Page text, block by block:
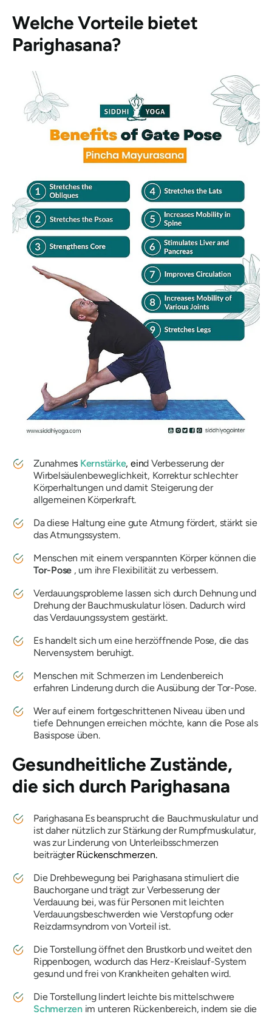
Welche Vorteile bietet
Parighasana?
Zunahmes Kernstärke, eind Verbesserung der
Wirbelsäulenbeweglichkeit, Korrektur schlechter
Körperhaltungen und damit Steigerung der
allgemeinen Körperkraft.
Da diese Haltung eine gute Atmung fördert, stärkt sie
das Atmungssystem.
Menschen mit einem verspannten Körper können die
Tor-Pose , um ihre Flexibilität zu verbessern.
Verdauungsprobleme lassen sich durch Dehnung und
Drehung der Bauchmuskulatur lösen. Dadurch wird
das Verdauungssystem gestärkt.
Es handelt sich um eine herzöffnende Pose, die das
Nervensystem beruhigt.
Menschen mit Schmerzen im Lendenbereich
erfahren Linderung durch die Ausübung der Tor-Pose.
Wer auf einem fortgeschrittenen Niveau üben und
tiefe Dehnungen erreichen möchte, kann die Pose als
Basispose üben.
Gesundheitliche Zustände,
die sich durch Parighasana
ParighasanaEs beansprucht die Bauchmuskulatur und
ist daher nützlich zur Stärkung der Rumpfmuskulatur,
was zur Linderung von Unterleibsschmerzen
beiträgter Rückenschmerzen.
Die Drehbewegung bei Parighasanastimuliert die
Bauchorgane und trägt zur Verbesserung der
Verdauung bei, was für Personen mit leichten
Verdauungsbeschwerden wie Verstopfung oder
Reizdarmsyndrom von Vorteil ist.
Die Torstellung öffnet den Brustkorb und weitet den
Rippenbogen, wodurch das Herz-Kreislauf-System
gesund und frei von Krankheiten gehalten wird.
Die Torstellung lindert leichte bis mittelschwere
Schmerzenim unteren Rückenbereich, indem sie die